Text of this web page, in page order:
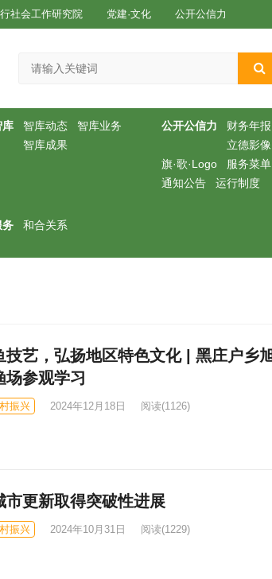
社会工作研究院 党建·文化 公开公信力
库 智库动态
智库业务
智库成果
公开公信力 财务年报
立德影像
旗·歌·Logo
服务菜单
通知公告
运行制度
务 和合关系
技艺，弘扬地区特色文化 | 黑庄户乡
场参观学习
振兴 2024年12月18日 阅读(1126)
市更新取得突破性进展
振兴 2024年10月31日 阅读(1229)